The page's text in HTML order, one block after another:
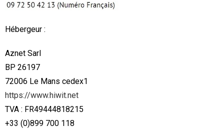
Hébergeur :
Aznet Sarl
BP 26197
72006 Le Mans cedex1
https://www.hiwit.net
TVA : FR49444818215
+33 (0)899 700 118